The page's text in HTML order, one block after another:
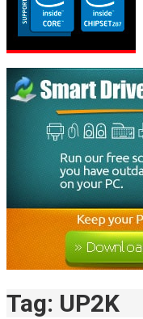
Tag: UP2K